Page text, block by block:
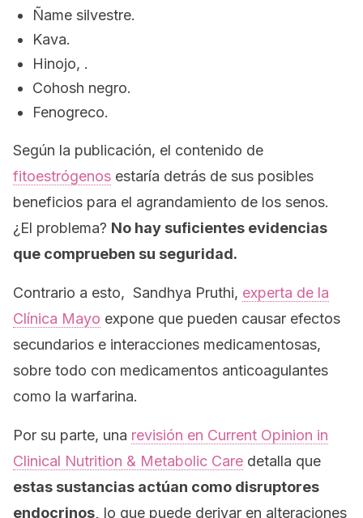
Ñame silvestre.
Kava.
Hinojo, .
Cohosh negro.
Fenogreco.
Según la publicación, el contenido de
fitoestrógenos estaría detrás de sus posibles
beneficios para el agrandamiento de los senos.
¿El problema? No hay suficientes evidencias
que comprueben su seguridad.
Contrario a esto, Sandhya Pruthi, experta de la
Clínica Mayo expone que pueden causar efectos
secundarios e interacciones medicamentosas,
sobre todo con medicamentos anticoagulantes
como la warfarina.
Por su parte, una revisión en Current Opinion in
Clinical Nutrition & Metabolic Care detalla que
estas sustancias actúan como disruptores
endocrinos, lo que puede derivar en alteraciones